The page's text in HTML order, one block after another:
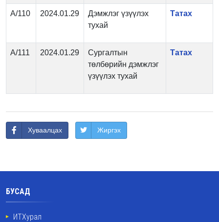
А/110 2024.01.29
Дэмжлэг үзүүлэх
тухай
Татах
А/111 2024.01.29
Сургалтын
төлбөрийн дэмжлэг
үзүүлэх тухай
Татах
Хуваалцах Жиргэх
БУСАД
ИТХурал